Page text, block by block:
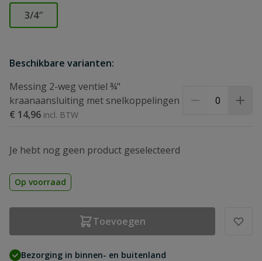
3/4″
Beschikbare varianten:
Messing 2-weg ventiel ¾"
kraanaansluiting met snelkoppelingen
€ 14,96
Je hebt nog geen product geselecteerd
Op voorraad
Toevoegen
Bezorging in binnen- en buitenland